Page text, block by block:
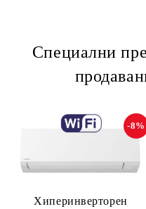
Специални
Хиперинверторен
-8%